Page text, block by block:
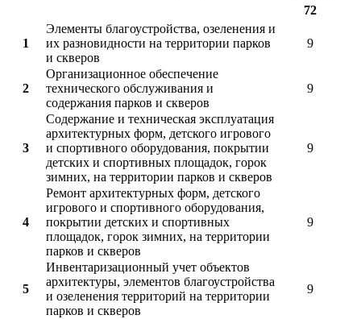
72
1
Элементы благоустройства, озеленения и
их разновидности на территории парков
и скверов
9
2
Организационное обеспечение
технического обслуживания и
содержания парков и скверов
9
3
Содержание и техническая эксплуатация
архитектурных форм, детского игрового
и спортивного оборудования, покрытии
детских и спортивных площадок, горок
зимних, на территории парков и скверов
9
4
Ремонт архитектурных форм, детского
игрового и спортивного оборудования,
покрытии детских и спортивных
площадок, горок зимних, на территории
парков и скверов
9
5
Инвентаризационный учет объектов
архитектуры, элементов благоустройства
и озеленения территорий на территории
парков и скверов
9